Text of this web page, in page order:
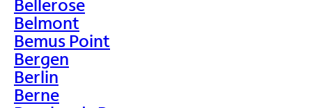
Bellerose
Belmont
Bemus Point
Bergen
Berlin
Berne